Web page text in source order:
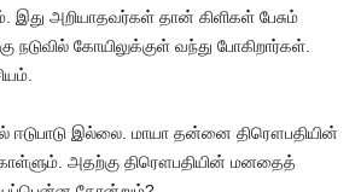
இது அறியாதவர்கள் தான் கிளிகள் பேசும்
நடுவில் கோயிலுக்குள் வந்து போகிறார்கள்.
ஈடுபாடு இல்லை. மாயா தன்னை திரௌபதியின்
அதற்கு திரௌபதியின் மனதைத்